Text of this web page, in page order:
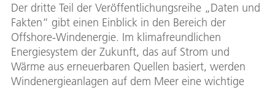
Der dritte Teil der Veröffentlichungsreihe „Daten und
Fakten“ gibt einen Einblick in den Bereich der
Offshore-Windenergie. Im klimafreundlichen
Energiesystem der Zukunft, das auf Strom und
Wärme aus erneuerbaren Quellen basiert, werden
Windenergieanlagen auf dem Meer eine wichtige